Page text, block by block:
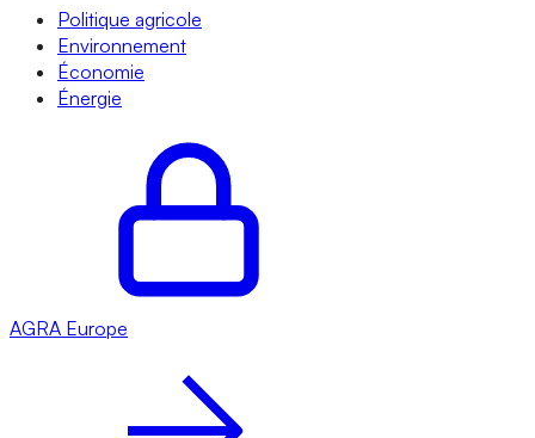
Politique agricole
Environnement
Économie
Énergie
AGRA Europe